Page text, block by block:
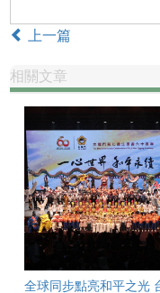
上一篇
相關文章